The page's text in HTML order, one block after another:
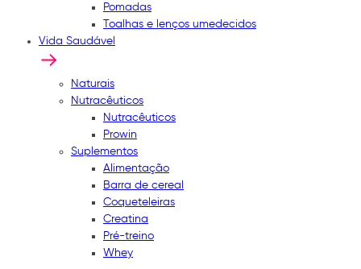
Pomadas
Toalhas e lenços umedecidos
Vida Saudável
Naturais
Nutracêuticos
Nutracêuticos
Prowin
Suplementos
Alimentação
Barra de cereal
Coqueteleiras
Creatina
Pré-treino
Whey